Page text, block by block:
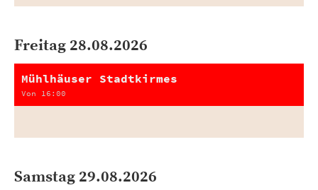
Freitag 28.08.2026
Mühlhäuser Stadtkirmes
Von 16:00
Samstag 29.08.2026